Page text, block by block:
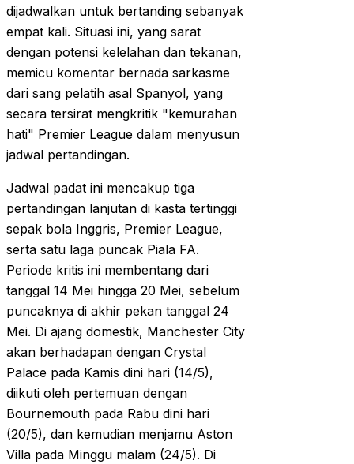
dijadwalkan untuk bertanding sebanyak
empat kali. Situasi ini, yang sarat
dengan potensi kelelahan dan tekanan,
memicu komentar bernada sarkasme
dari sang pelatih asal Spanyol, yang
secara tersirat mengkritik "kemurahan
hati" Premier League dalam menyusun
jadwal pertandingan.
Jadwal padat ini mencakup tiga
pertandingan lanjutan di kasta tertinggi
sepak bola Inggris, Premier League,
serta satu laga puncak Piala FA.
Periode kritis ini membentang dari
tanggal 14 Mei hingga 20 Mei, sebelum
puncaknya di akhir pekan tanggal 24
Mei. Di ajang domestik, Manchester City
akan berhadapan dengan Crystal
Palace pada Kamis dini hari (14/5),
diikuti oleh pertemuan dengan
Bournemouth pada Rabu dini hari
(20/5), dan kemudian menjamu Aston
Villa pada Minggu malam (24/5). Di